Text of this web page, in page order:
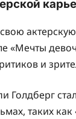
«Мечты
и
Голдберг
таких